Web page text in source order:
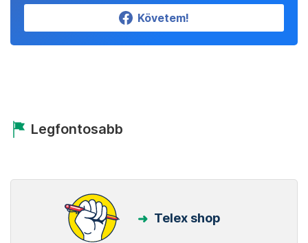
Követem!
Legfontosabb
Telex shop